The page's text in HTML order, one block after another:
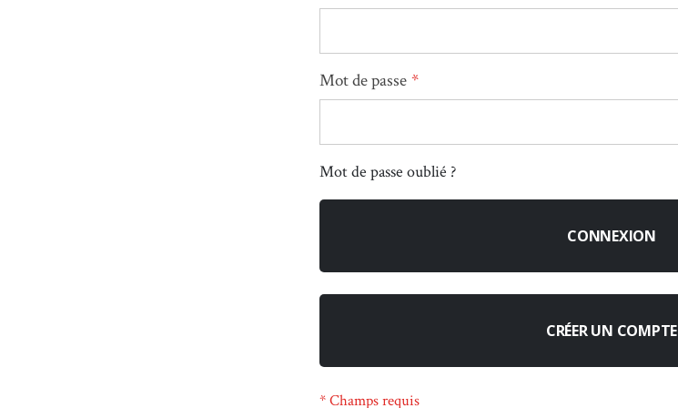
Mot de passe
Mot de passe oublié ?
CONNEXION
CRÉER UN COMPTE